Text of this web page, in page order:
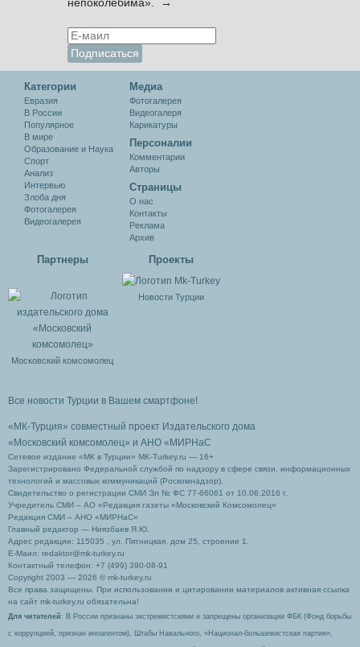
непоколебима». →
Категории
Евразия
В России
Популярное
В мире
Образование и Наука
Спорт
Анализ
Интервью
Злоба дня
Фотогалерея
Видеогалерея
Медиа
Фотогалерея
Видеогалеря
Карикатуры
Персоналии
Комментарии
Авторы
Cтраницы
О нас
Контакты
Реклама
Архив
Партнеры
Московский комсомолец
Проекты
Новости Турции
Все новости Турции в Вашем смартфоне!
«МК-Турция» совместный проект Издательского дома
«Московский комсомолец» и АНО «МИРНаС
Сетевое издание «МК в Турции» MK-Turkey.ru — 16+
Зарегистрировано Федеральной службой по надзору в сфере связи, информационных
технологий и массовых коммуникаций (Роскомнадзор).
Свидетельство о регистрации СМИ Эл № ФС 77-66061 от 10.06.2016 г.
Учредитель СМИ – АО «Редакция газеты «Московский Комсомолец»
Редакция СМИ – АНО «МИРНаС»
Главный редактор — Ниязбаев Я.Ю.
Адрес редакции: 115035 , ул. Пятницкая, дом 25, строение 1.
Е-Маил: redaktor@mk-turkey.ru
Контактный телефон: +7 (499) 390-08-91
Copyright 2003 — 2026 © mk-turkey.ru
Все права защищены. При использовании и цитировании материалов активная ссылка
на сайт mk-turkey.ru обязательна!
Для читателей : В России признаны экстремистскими и запрещены организации ФБК (Фонд борьбы
с коррупцией, признан иноагентом), Штабы Навального, «Национал-большевистская партия»,